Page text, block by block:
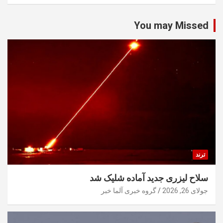
You may Missed
ترند
سلاح لیزری جدید آماده شلیک شد
جولای 26, 2026 گروه خبری آلما خبر